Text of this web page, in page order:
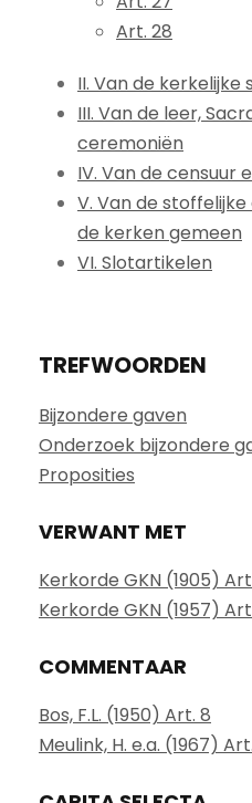
Art. 28
II. Van de
III. Van de leer,
ceremoniën
IV. Van de censuur
V. Van de
de kerken gemeen
VI. Slotartikelen
TREFWOORDEN
Bijzondere gaven
Onderzoek bijzondere
Proposities
VERWANT MET
Kerkorde GKN (1905)
Kerkorde GKN (1957)
COMMENTAAR
Bos, F.L. (1950) Art. 8
Meulink, H. e.a. (1967)